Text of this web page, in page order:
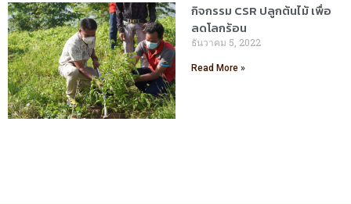
กิจกรรม CSR ปลูกต้นไม้ เพื่อ
ลดโลกร้อน
ธันวาคม 5, 2022
Read More »